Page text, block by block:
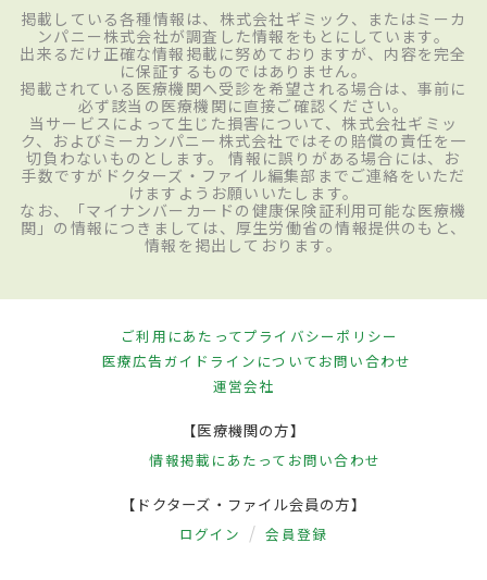
掲載している各種情報は、株式会社ギミック、またはミーカ
ンパニー株式会社が調査した情報をもとにしています。
出来るだけ正確な情報掲載に努めておりますが、内容を完全
に保証するものではありません。
掲載されている医療機関へ受診を希望される場合は、事前に
必ず該当の医療機関に直接ご確認ください。
当サービスによって生じた損害について、株式会社ギミッ
ク、およびミーカンパニー株式会社ではその賠償の責任を一
切負わないものとします。 情報に誤りがある場合には、お
手数ですがドクターズ・ファイル編集部までご連絡をいただ
けますようお願いいたします。
なお、「マイナンバーカードの健康保険証利用可能な医療機
関」の情報につきましては、厚生労働省の情報提供のもと、
情報を掲出しております。
ご利用にあたってプライバシーポリシー
医療広告ガイドラインについてお問い合わせ
運営会社
【医療機関の方】
情報掲載にあたって お問い合わせ
【ドクターズ・ファイル会員の方】
ログイン 会員登録